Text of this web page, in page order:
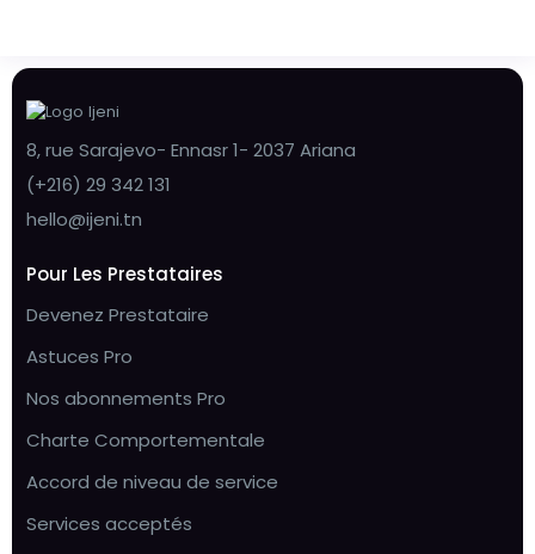
8, rue Sarajevo- Ennasr 1- 2037 Ariana
(+216) 29 342 131
hello@ijeni.tn
Pour Les Prestataires
Devenez Prestataire
Astuces Pro
Nos abonnements Pro
Charte Comportementale
Accord de niveau de service
Services acceptés